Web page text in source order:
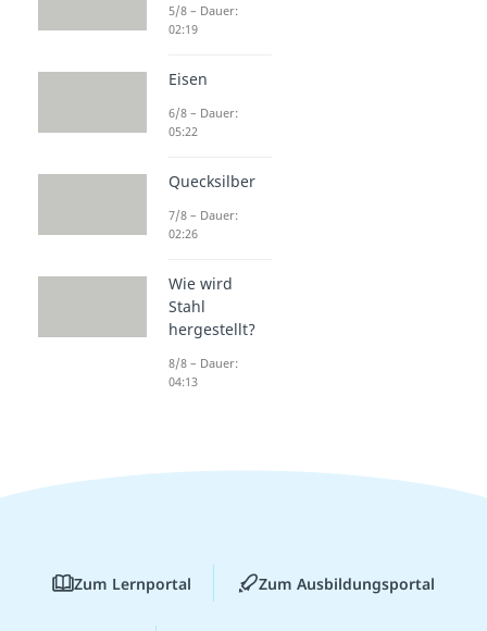
5/8 – Dauer:
02:19
Eisen
6/8 – Dauer:
05:22
Quecksilber
7/8 – Dauer:
02:26
Wie wird
Stahl
hergestellt?
8/8 – Dauer:
04:13
Zum Lernportal Zum Ausbildungsportal